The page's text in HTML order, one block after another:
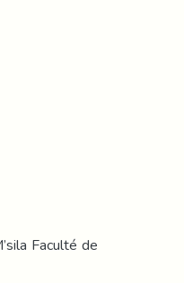
Faculté de